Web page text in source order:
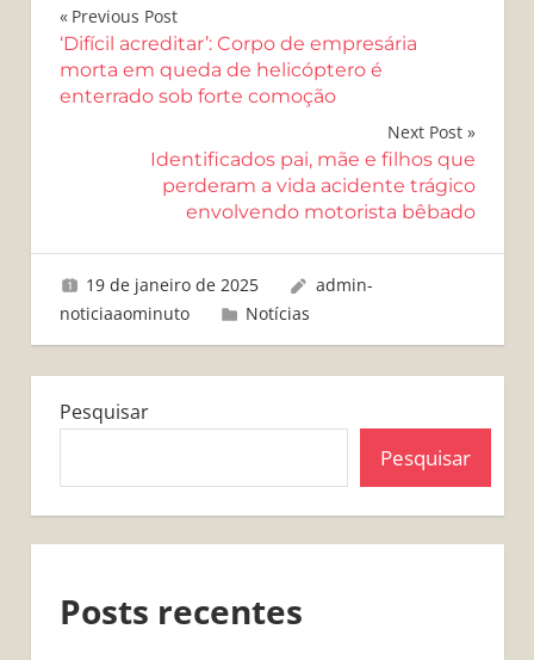
Navegação
de
Post
Previous Post
‘Difícil acreditar’: Corpo de empresária
morta em queda de helicóptero é
enterrado sob forte comoção
Next Post
Identificados pai, mãe e filhos que
perderam a vida acidente trágico
envolvendo motorista bêbado
19 de janeiro de 2025
admin-
noticiaaominuto
Notícias
Pesquisar
Pesquisar
Posts recentes